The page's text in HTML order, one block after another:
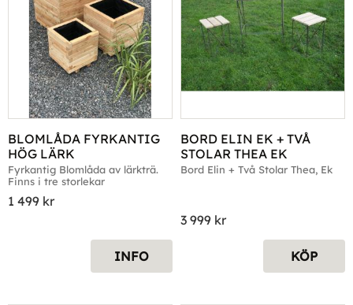
BLOMLÅDA FYRKANTIG
HÖG LÄRK
Fyrkantig Blomlåda av lärkträ.
Finns i tre storlekar
1 499 kr
INFO
BORD ELIN EK + TVÅ
STOLAR THEA EK
Bord Elin + Två Stolar Thea, Ek
3 999 kr
KÖP